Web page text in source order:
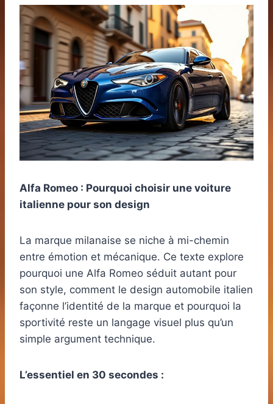
Alfa Romeo : Pourquoi choisir une voiture
italienne pour son design
La marque milanaise se niche à mi-chemin
entre émotion et mécanique. Ce texte explore
pourquoi une Alfa Romeo séduit autant pour
son style, comment le design automobile italien
façonne l’identité de la marque et pourquoi la
sportivité reste un langage visuel plus qu’un
simple argument technique.
L’essentiel en 30 secondes :